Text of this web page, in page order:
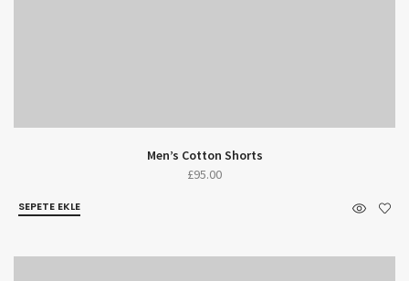
Men’s Cotton Shorts
£95.00
SEPETE EKLE